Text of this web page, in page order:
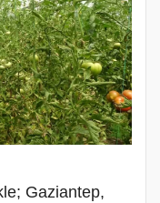
Gaziantep,